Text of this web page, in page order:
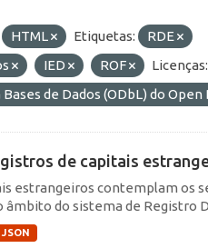
HTML Etiquetas:
RDE
IED ROF
Licenças:
de Dados (ODbL) do
de capitais
estrangeiros contemplam os
âmbito do sistema de Registro
JSON